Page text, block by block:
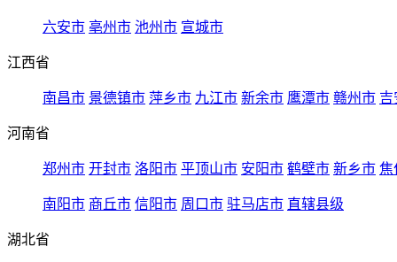
六安市 亳州市 池州市 宣城市
江西省
南昌市 景德镇市 萍乡市 九江市 新余市 鹰潭市 赣州市 吉
河南省
郑州市 开封市 洛阳市 平顶山市 安阳市 鹤壁市 新乡市 焦
南阳市 商丘市 信阳市 周口市 驻马店市 直辖县级
湖北省